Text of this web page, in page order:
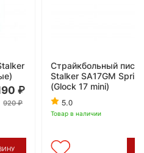
920
Страйкбольный
Stalker SA17GM
(Glock 17 mini)
5.0
Товар в наличии